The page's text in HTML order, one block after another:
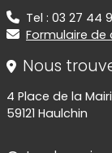
Tel : 03 27 44
Formulaire
Nous
4 Place de la
59121 Haulchin